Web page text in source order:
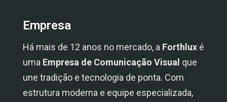
Empresa
Há mais de 12 anos no mercado, a Forthlux é
uma Empresa de Comunicação Visual que
une tradição e tecnologia de ponta. Com
estrutura moderna e equipe especializada,